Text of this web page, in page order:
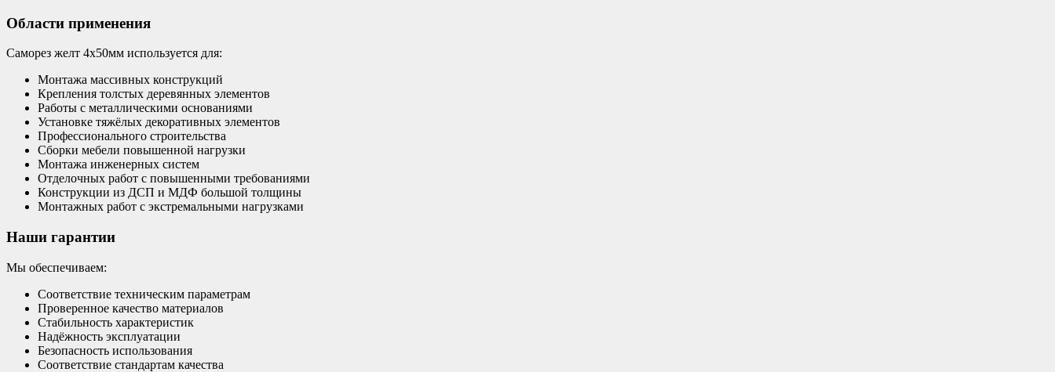
Области применения
Саморез желт 4х50мм используется для:
Монтажа массивных конструкций
Крепления толстых деревянных элементов
Работы с металлическими основаниями
Установке тяжёлых декоративных элементов
Профессионального строительства
Сборки мебели повышенной нагрузки
Монтажа инженерных систем
Отделочных работ с повышенными требованиями
Конструкции из ДСП и МДФ большой толщины
Монтажных работ с экстремальными нагрузками
Наши гарантии
Мы обеспечиваем:
Соответствие техническим параметрам
Проверенное качество материалов
Стабильность характеристик
Надёжность эксплуатации
Безопасность использования
Соответствие стандартам качества